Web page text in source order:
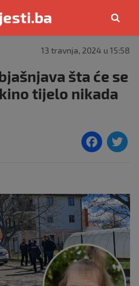
13 travnja, 2024 u 15:58
šta će se
tijelo nikada
F
e
b
o
o
k